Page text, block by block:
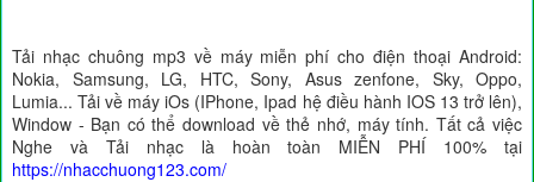
Tải nhạc chuông mp3 về máy miễn phí cho điện thoại Android:
Nokia, Samsung, LG, HTC, Sony, Asus zenfone, Sky, Oppo,
Lumia... Tải về máy iOs (IPhone, Ipad hệ điều hành IOS 13 trở lên),
Window - Bạn có thể download về thẻ nhớ, máy tính. Tất cả việc
Nghe và Tải nhạc là hoàn toàn MIỄN PHÍ 100% tại
https://nhacchuong123.com/